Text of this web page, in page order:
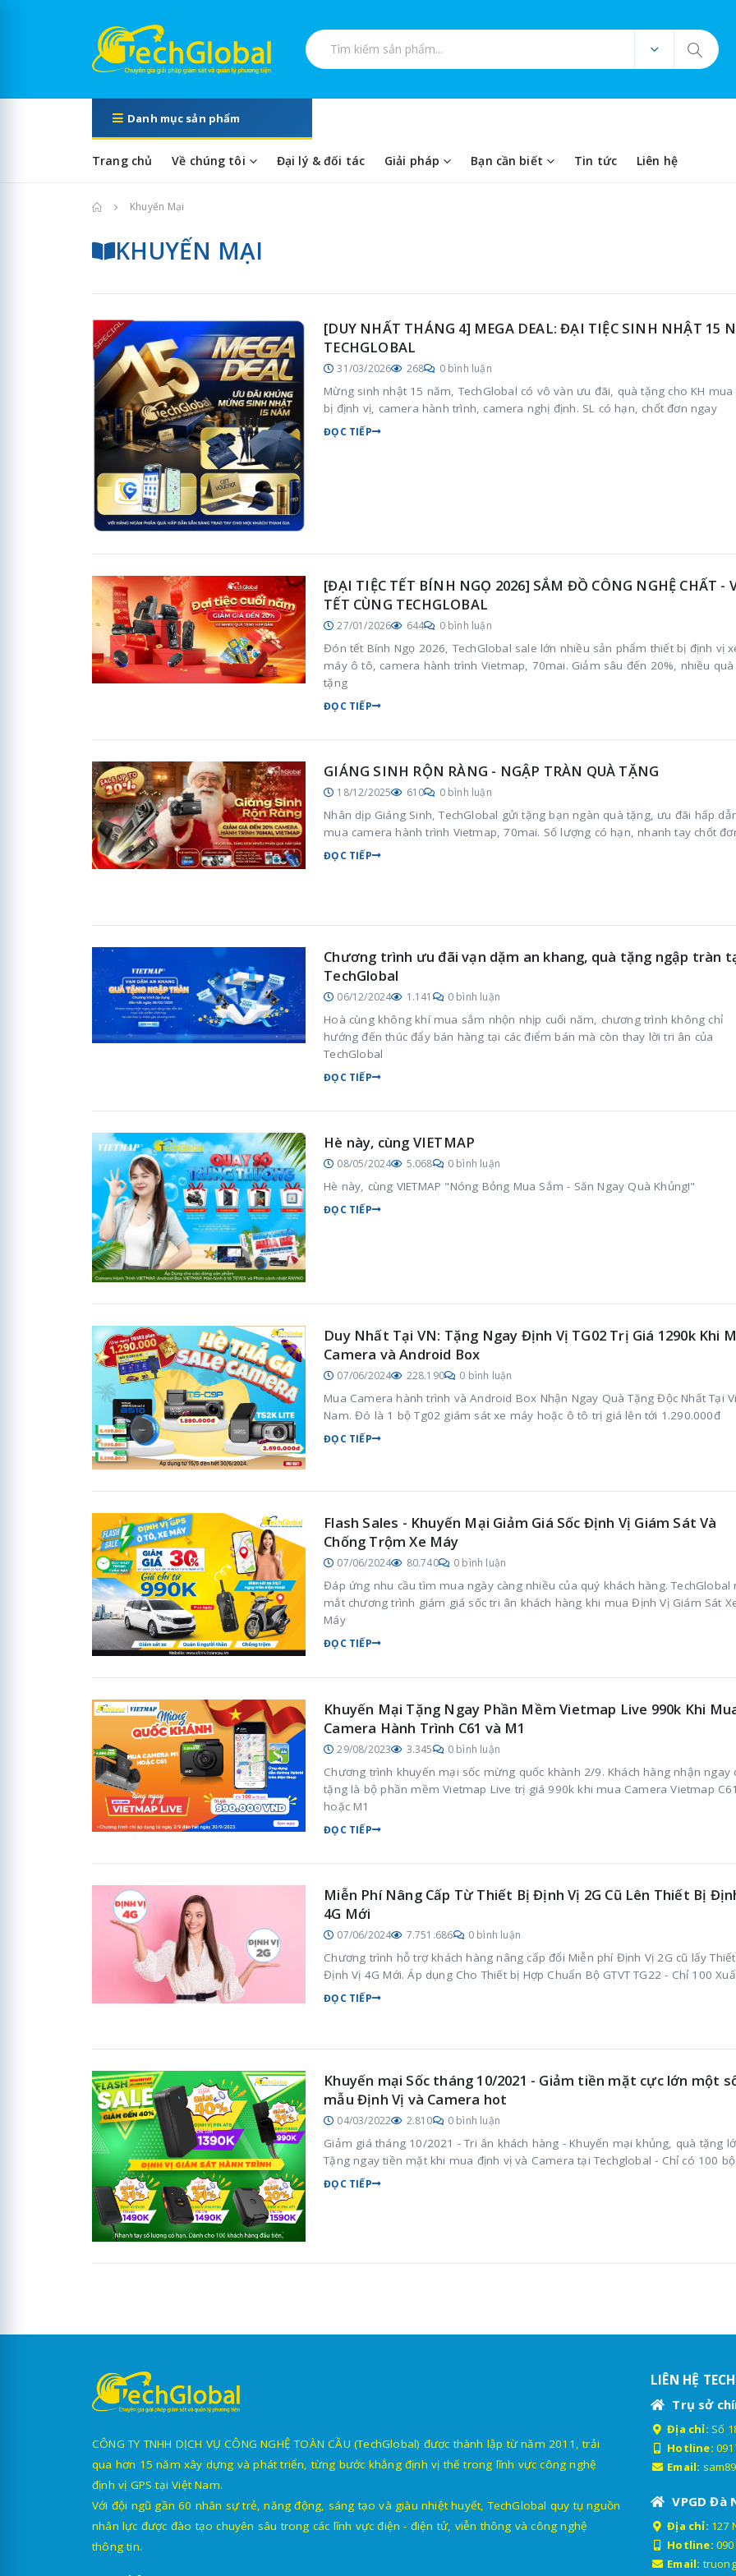
Tìm kiếm sản phẩm
Danh mục sản phẩm
Trang chủ Về chúng tôi Đại lý & đối tác Giải pháp Bạn cần biết Tin tức Liên hệ
Trang chủKhuyến Mại
KHUYẾN MẠI
[DUY NHẤT THÁNG 4] MEGA DEAL: ĐẠI TIỆC SINH NHẬT 15
TECHGLOBAL
31/03/2026 268 0 bình luận
Mừng sinh nhật 15 năm, TechGlobal có vô vàn ưu đãi, quà tặng cho KH mua
bị định vị, camera hành trình, camera nghị định. SL có hạn, chốt đơn ngay
ĐỌC TIẾP
[ĐẠI TIỆC TẾT BÍNH NGỌ 2026] SẮM ĐỒ CÔNG NGHỆ CHẤT -
TẾT CÙNG TECHGLOBAL
27/01/2026 644 0 bình luận
Đón tết Bính Ngọ 2026, TechGlobal sale lớn nhiều sản phẩm thiết bị định vị
máy ô tô, camera hành trình Vietmap, 70mai. Giảm sâu đến 20%, nhiều quà
tặng
ĐỌC TIẾP
GIÁNG SINH RỘN RÀNG - NGẬP TRÀN QUÀ TẶNG
18/12/2025 610 0 bình luận
Nhân dịp Giáng Sinh, TechGlobal gửi tặng bạn ngàn quà tặng, ưu đãi hấp
mua camera hành trình Vietmap, 70mai. Số lượng có hạn, nhanh tay chốt
ĐỌC TIẾP
Chương trình ưu đãi vạn dặm an khang, quà tặng ngập tràn
TechGlobal
06/12/2024 1.141 0 bình luận
Hoà cùng không khí mua sắm nhộn nhịp cuối năm, chương trình không chỉ
hướng đến thúc đẩy bán hàng tại các điểm bán mà còn thay lời tri ân của
TechGlobal
ĐỌC TIẾP
Hè này, cùng VIETMAP
08/05/2024 5.068 0 bình luận
Hè này, cùng VIETMAP "Nóng Bỏng Mua Sắm - Săn Ngay Quà Khủng!"
ĐỌC TIẾP
Duy Nhất Tại VN: Tặng Ngay Định Vị TG02 Trị Giá 1290k Khi
Camera và Android Box
07/06/2024 228.190 0 bình luận
Mua Camera hành trình và Android Box Nhận Ngay Quà Tặng Độc Nhất Tại
Nam. Đó là 1 bộ Tg02 giám sát xe máy hoặc ô tô trị giá lên tới 1.290.000đ
ĐỌC TIẾP
Flash Sales - Khuyến Mại Giảm Giá Sốc Định Vị Giám Sát Và
Chống Trộm Xe Máy
07/06/2024 80.740 0 bình luận
Đáp ứng nhu cầu tìm mua ngày càng nhiều của quý khách hàng. TechGlobal
mắt chương trình giám giá sốc tri ân khách hàng khi mua Định Vị Giám Sát
Máy
ĐỌC TIẾP
Khuyến Mại Tặng Ngay Phần Mềm Vietmap Live 990k Khi
Camera Hành Trình C61 và M1
29/08/2023 3.345 0 bình luận
Chương trình khuyến mại sốc mừng quốc khành 2/9. Khách hàng nhận ngay
tặng là bộ phần mềm Vietmap Live trị giá 990k khi mua Camera Vietmap C61
hoặc M1
ĐỌC TIẾP
Miễn Phí Nâng Cấp Từ Thiết Bị Định Vị 2G Cũ Lên Thiết Bị
4G Mới
07/06/2024 7.751.686 0 bình luận
Chương trình hỗ trợ khách hàng nâng cấp đổi Miễn phí Định Vị 2G cũ lấy
Định Vị 4G Mới. Áp dụng Cho Thiết bị Hợp Chuẩn Bộ GTVT TG22 - Chỉ 100
ĐỌC TIẾP
Khuyến mại Sốc tháng 10/2021 - Giảm tiền mặt cực lớn một
mẫu Định Vị và Camera hot
04/03/2022 2.810 0 bình luận
Giảm giá tháng 10/2021 - Tri ân khách hàng - Khuyến mại khủng, quà tặng
Tặng ngay tiền mặt khi mua định vị và Camera tại Techglobal - Chỉ có 100 bộ
ĐỌC TIẾP
CÔNG TY TNHH DỊCH VỤ CÔNG NGHỆ TOÀN CẦU (TechGlobal) được thành lập từ năm 2011, trải
qua hơn 15 năm xây dựng và phát triển, từng bước khẳng định vị thế trong lĩnh vực công nghệ
định vị GPS tại Việt Nam.
Với đội ngũ gần 60 nhân sự trẻ, năng động, sáng tạo và giàu nhiệt huyết, TechGlobal quy tụ nguồn
nhân lực được đào tạo chuyên sâu trong các lĩnh vực điện - điện tử, viễn thông và công nghệ
thông tin.
LIÊN HỆ
Trụ sở
Địa chỉ: Số
Hotline:
Email:
VPGD Đà
Địa chỉ: 127
Hotline:
Email: